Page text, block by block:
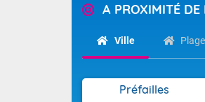
A PROXIMITÉ DE
Ville Plage
Préfailles